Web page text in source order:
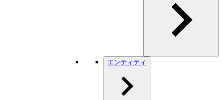
エンティティ